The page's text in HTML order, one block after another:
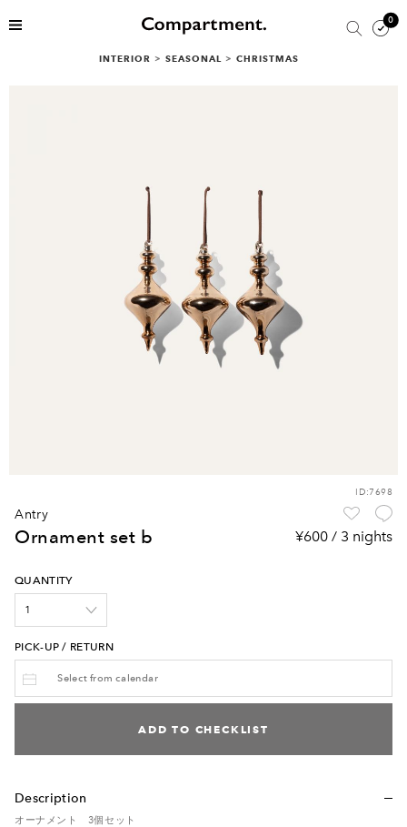
0
INTERIOR > SEASONAL > CHRISTMAS
ID:7698
antry
ornament set b ¥600 / 3 nights
QUANTITY
PICK-UP / RETURN
ADD TO CHECKLIST
Description
オーナメント 3個セット